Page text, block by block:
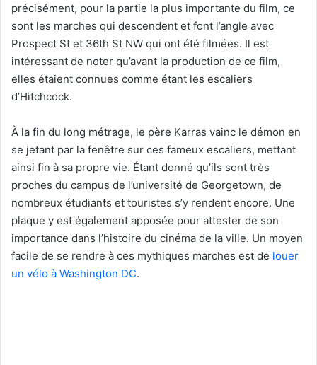
précisément, pour la partie la plus importante du film, ce
sont les marches qui descendent et font l’angle avec
Prospect St et 36th St NW qui ont été filmées. Il est
intéressant de noter qu’avant la production de ce film,
elles étaient connues comme étant les escaliers
d’Hitchcock.
À la fin du long métrage, le père Karras vainc le démon en
se jetant par la fenêtre sur ces fameux escaliers, mettant
ainsi fin à sa propre vie. Étant donné qu’ils sont très
proches du campus de l’université de Georgetown, de
nombreux étudiants et touristes s’y rendent encore. Une
plaque y est également apposée pour attester de son
importance dans l’histoire du cinéma de la ville. Un moyen
facile de se rendre à ces mythiques marches est de louer
un vélo à Washington DC.